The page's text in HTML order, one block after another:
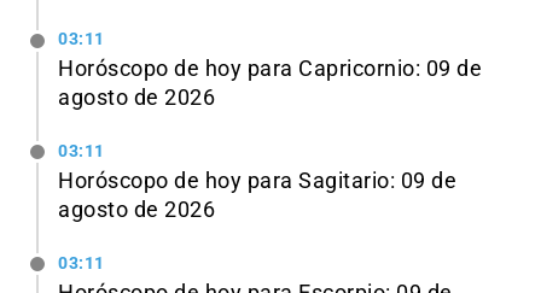
03:11
Horóscopo de hoy para Capricornio: 09 de
agosto de 2026
03:11
Horóscopo de hoy para Sagitario: 09 de
agosto de 2026
03:11